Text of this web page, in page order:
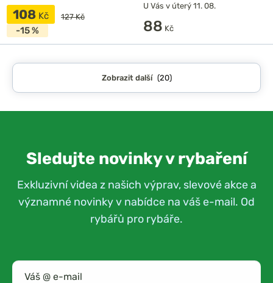
108 Kč 127 Kč
-15 %
U Vás v úterý 11. 08.
88 Kč
Zobrazit další (20)
Sledujte novinky v rybaření
Exkluzivní videa z našich výprav, slevové akce a
významné novinky v nabídce na váš e-mail. Od
rybářů pro rybáře.